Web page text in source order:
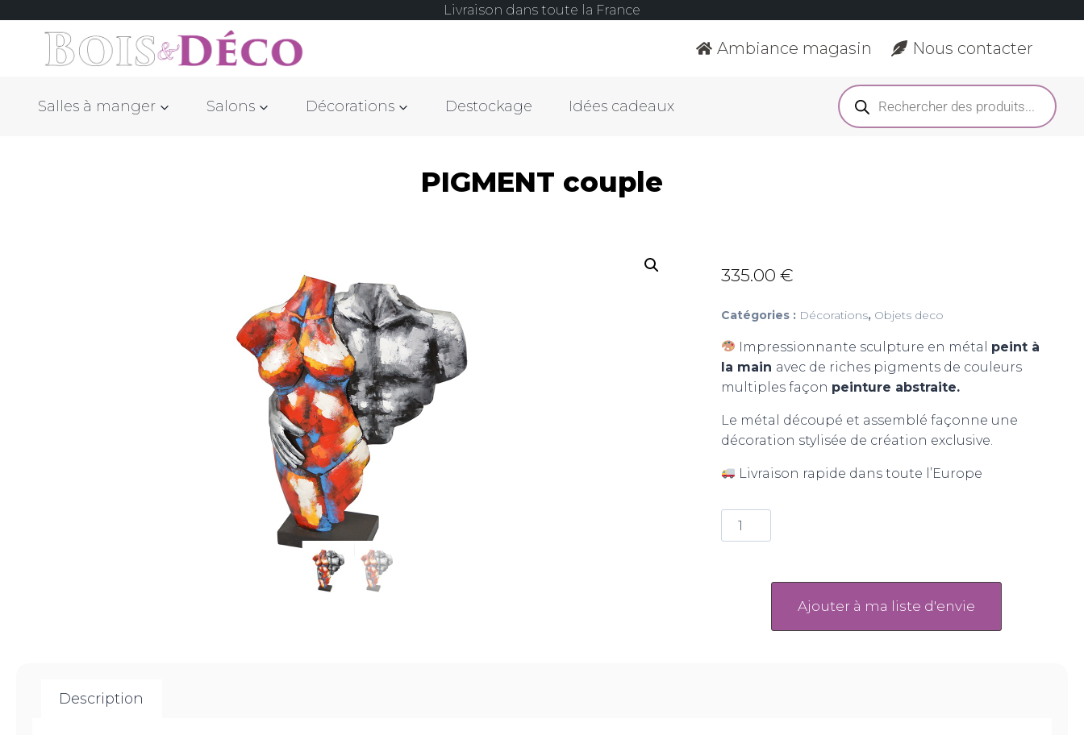
Livraison dans toute la France
Ambiance magasin Nous contacter
Salles à manger Salons Décorations Destockage Idées cadeaux
PIGMENT couple
335.00€
Catégories : Décorations, Objets deco
Impressionnante sculpture en métal peint à
la main avec de riches pigments de couleurs
multiples façon peinture abstraite.
Le métal découpé et assemblé façonne une
décoration stylisée de création exclusive.
Livraison rapide dans toute l’Europe
Ajouter à ma liste d'envie
Description